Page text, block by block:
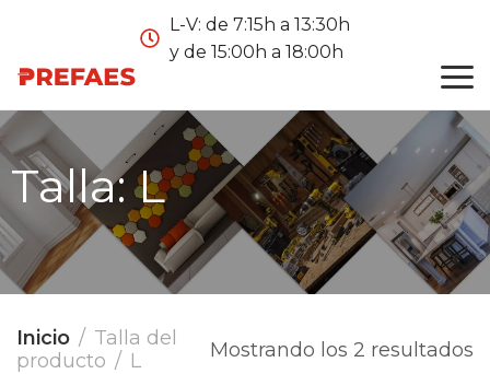
L-V: de 7:15h a 13:30h
y de 15:00h a 18:00h
Talla:L
Inicio
Talla del
producto
L Mostrando los 2 resultados